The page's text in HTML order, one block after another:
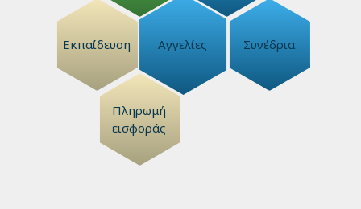
Εκπαίδευση Αγγελίες Συνέδρια
Πληρωμή
εισφοράς